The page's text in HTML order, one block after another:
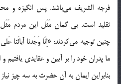
فرجه الشریف می‌باشد. پس انگیزه و
تقلید است. بی گمان مَثَل این مردم
ما پدران خود را بر آیین و عقایدی یافتیم
بنابراین ایمان به آن حضرت به سه چیز نیاز